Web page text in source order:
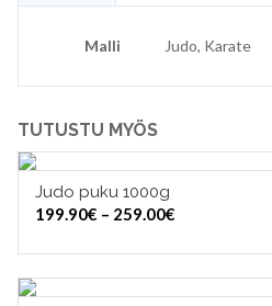
Malli Judo, Karate
TUTUSTU MYÖS
Judo puku 1000g
199.90€ – 259.00€
-
259.00€